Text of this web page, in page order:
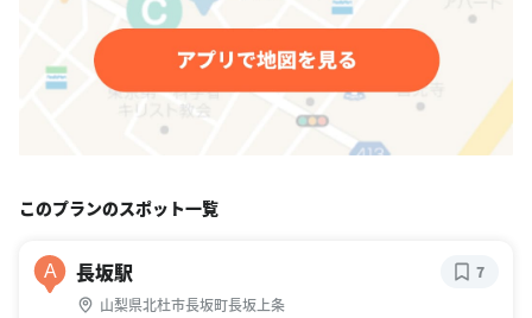
このプランのスポット一覧
A 長坂駅
山梨県北杜市長坂町長坂上条
7